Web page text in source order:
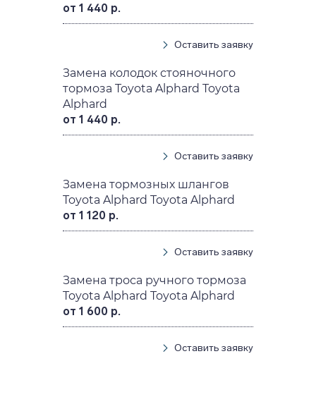
от 1 440 р.
Оставить заявку
Замена колодок стояночного
тормоза Toyota Alphard Toyota
Alphard
от 1 440 р.
Оставить заявку
Замена тормозных шлангов
Toyota Alphard Toyota Alphard
от 1 120 р.
Оставить заявку
Замена троса ручного тормоза
Toyota Alphard Toyota Alphard
от 1 600 р.
Оставить заявку